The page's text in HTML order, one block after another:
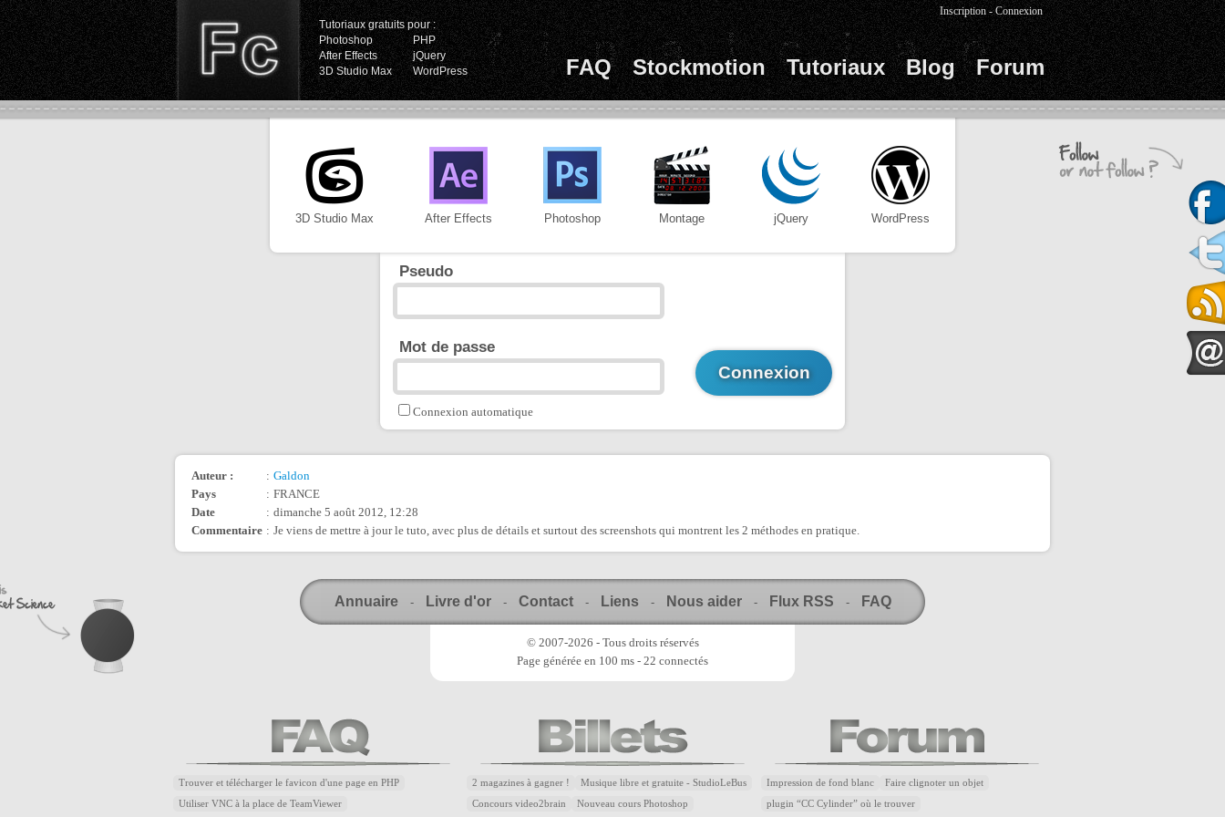
Tutoriaux gratuits pour :
Photoshop
PHP
After Effects
jQuery
3D Studio Max
WordPress FAQ Stockmotion Tutoriaux Blog Forum
Inscription -Connexion
3D Studio Max After Effects Photoshop Montage jQuery WordPress
Pseudo
Mot de passe
Connexion automatique
Auteur : : Galdon
Pays
: FRANCE
Date
: dimanche 5 août 2012, 12:28
Commentaire : Je viens de mettre à jour le tuto, avec plus de détails et surtout des screenshots qui montrent les 2 méthodes en pratique.
Annuaire - Livre d'or - Contact - Liens - Nous aider - Flux RSS - FAQ
© 2007-2026 - Tous droits réservés
Page générée en 100 ms - 22 connectés
Trouver et télécharger le favicon d'une page en PHP
Utiliser VNC à la place de TeamViewer
2 magazines à gagner ! Musique libre et gratuite - StudioLeBus
Concours video2brain Nouveau cours Photoshop
Impression de fond blanc Faire clignoter un objet
plugin “CC Cylinder” où le trouver